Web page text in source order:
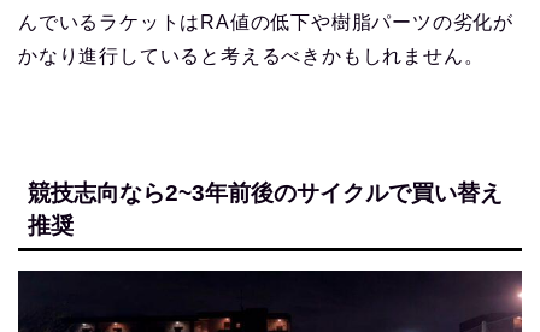
んでいるラケットはRA値の低下や樹脂パーツの劣化が
かなり進行していると考えるべきかもしれません。
競技志向なら2~3年前後のサイクルで買い替え
推奨